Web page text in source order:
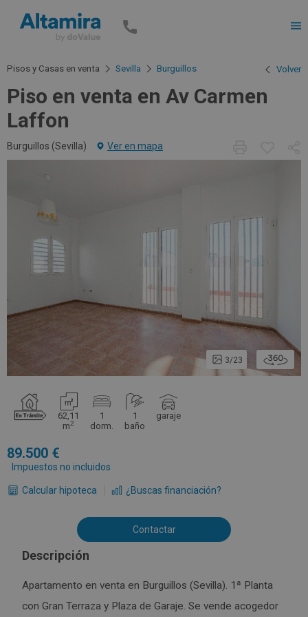
Pisos y Casas en venta Sevilla Burguillos Volver
Piso en venta en Av Carmen
Laffon
Burguillos (Sevilla) Ver en mapa
3/23
62,11
m2
1
dorm.
1
baño
garaje
89.500
Impuestos no incluidos
Calcular hipoteca ¿Buscas financiación?
Contactar
Descripción
Apartamento en venta en Burguillos (Sevilla). 1ª Planta
con Gran Terraza y Plaza de Garaje. Se vende acogedor